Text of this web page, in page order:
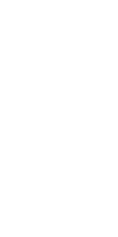
inspiratie...